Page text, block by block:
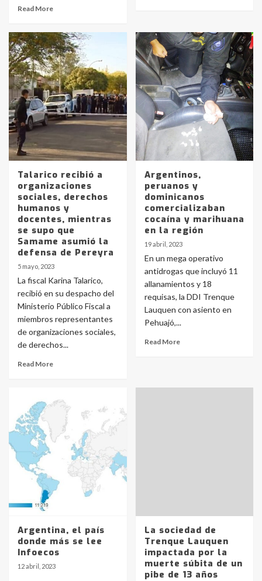
Read More
Talarico recibió a
organizaciones
sociales, derechos
humanos y
docentes, mientras
se supo que
Samame asumió la
defensa de Pereyra
5 mayo, 2023
La fiscal Karina Talarico,
recibió en su despacho del
Ministerio Público Fiscal a
miembros representantes
de organizaciones sociales,
de derechos...
Read More
Argentinos,
peruanos y
dominicanos
comercializaban
cocaína y marihuana
en la región
19 abril, 2023
En un mega operativo
antidrogas que incluyó 11
allanamientos y 18
requisas, la DDI Trenque
Lauquen con asiento en
Pehuajó,...
Read More
Argentina, el país
donde más se lee
Infoecos
12 abril, 2023
La sociedad de
Trenque Lauquen
impactada por la
muerte súbita de un
pibe de 13 años